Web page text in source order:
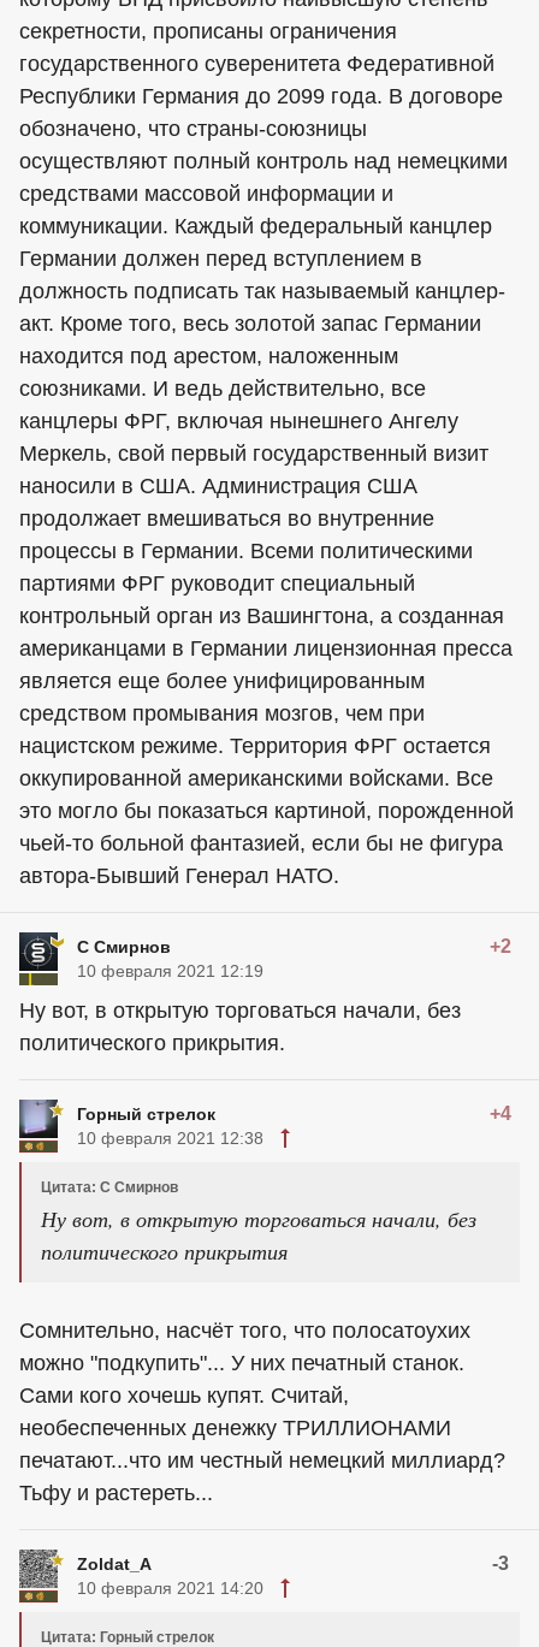
секретности, прописаны ограничения
государственного суверенитета Федеративной
Республики Германия до 2099 года. В договоре
обозначено, что страны-союзницы
осуществляют полный контроль над немецкими
средствами массовой информации и
коммуникации. Каждый федеральный канцлер
Германии должен перед вступлением в
должность подписать так называемый канцлер-
акт. Кроме того, весь золотой запас Германии
находится под арестом, наложенным
союзниками. И ведь действительно, все
канцлеры ФРГ, включая нынешнего Ангелу
Меркель, свой первый государственный визит
наносили в США. Администрация США
продолжает вмешиваться во внутренние
процессы в Германии. Всеми политическими
партиями ФРГ руководит специальный
контрольный орган из Вашингтона, а созданная
американцами в Германии лицензионная пресса
является еще более унифицированным
средством промывания мозгов, чем при
нацистском режиме. Территория ФРГ остается
оккупированной американскими войсками. Все
это могло бы показаться картиной, порожденной
чьей-то больной фантазией, если бы не фигура
автора-Бывший Генерал НАТО.
С Смирнов +2
10 февраля 2021 12:19
Ну вот, в открытую торговаться начали, без
политического прикрытия.
Горный стрелок +4
10 февраля 2021 12:38
Цитата: С Смирнов
Ну вот, в открытую торговаться начали, без
политического прикрытия
Сомнительно, насчёт того, что полосатоухих
можно "подкупить"... У них печатный станок.
Сами кого хочешь купят. Считай,
необеспеченных денежку ТРИЛЛИОНАМИ
печатают...что им честный немецкий миллиард?
Тьфу и растереть...
Zoldat_A -3
10 февраля 2021 14:20
Цитата: Горный стрелок